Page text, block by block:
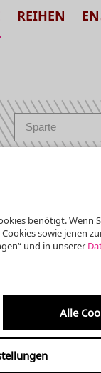
REIHEN
Krypta der
Am 1. Oktober
benötigt. Wenn
sowie jenen
und in unserer
Alle